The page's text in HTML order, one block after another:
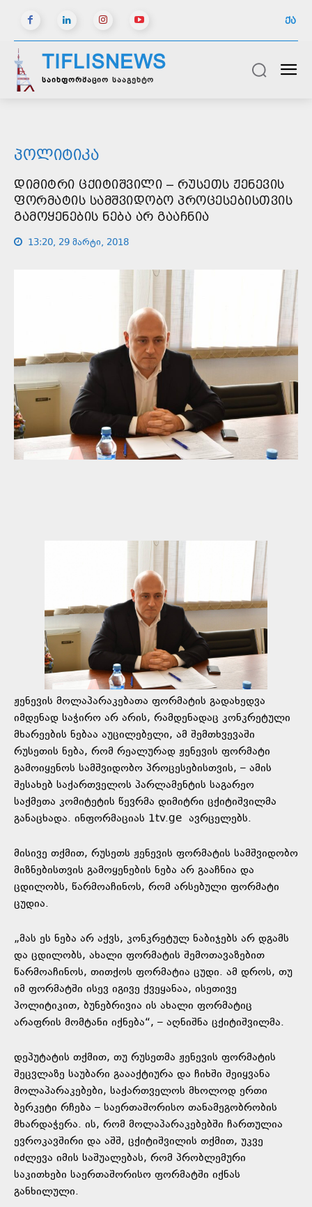
ᲥᲐ
TIFLISNEWS
საინფორმაციო სააგენტო
ᲞᲝᲚᲘᲢᲘᲙᲐ
ᲓᲘᲛᲘᲢᲠᲘ ᲪᲥᲘᲢᲘᲨᲕᲘᲚᲘ – ᲠᲣᲡᲔᲗᲡ ᲟᲔᲜᲔᲕᲘᲡ
ᲤᲝᲠᲛᲐᲢᲘᲡ ᲡᲐᲛᲨᲕᲘᲓᲝᲑᲝ ᲞᲠᲝᲪᲔᲡᲔᲑᲘᲡᲗᲕᲘᲡ
ᲒᲐᲛᲝᲧᲔᲜᲔᲑᲘᲡ ᲜᲔᲑᲐ ᲐᲠ ᲒᲐᲐᲩᲜᲘᲐ
13:20, 29 მარტი, 2018
ჟენევის მოლაპარაკებათა ფორმატის გადახედვა
იმდენად საჭირო არ არის, რამდენადაც კონკრეტული
მხარეების ნებაა აუცილებელი, ამ შემთხვევაში
რუსეთის ნება, რომ რეალურად ჟენევის ფორმატი
გამოიყენოს სამშვიდობო პროცესებისთვის, – ამის
შესახებ საქართველოს პარლამენტის საგარეო
საქმეთა კომიტეტის წევრმა დიმიტრი ცქიტიშვილმა
განაცხადა. ინფორმაციას 1tv.ge ავრცელებს.
მისივე თქმით, რუსეთს ჟენევის ფორმატის სამშვიდობო
მიზნებისთვის გამოყენების ნება არ გააჩნია და
ცდილობს, წარმოაჩინოს, რომ არსებული ფორმატი
ცუდია.
„მას ეს ნება არ აქვს, კონკრეტულ ნაბიჯებს არ დგამს
და ცდილობს, ახალი ფორმატის შემოთავაზებით
წარმოაჩინოს, თითქოს ფორმატია ცუდი. ამ დროს, თუ
იმ ფორმატში ისევ იგივე ქვეყანაა, ისეთივე
პოლიტიკით, ბუნებრივია ის ახალი ფორმატიც
არაფრის მომტანი იქნება“, – აღნიშნა ცქიტიშვილმა.
დეპუტატის თქმით, თუ რუსეთმა ჟენევის ფორმატის
შეცვლაზე საუბარი გაააქტიურა და ჩიხში შეიყვანა
მოლაპარაკებები, საქართველოს მხოლოდ ერთი
ბერკეტი რჩება – საერთაშორისო თანამეგობრობის
მხარდაჭერა. ის, რომ მოლაპარაკებებში ჩართულია
ევროკავშირი და აშშ, ცქიტიშვილის თქმით, უკვე
იძლევა იმის საშუალებას, რომ პრობლემური
საკითხები საერთაშორისო ფორმატში იქნას
განხილული.